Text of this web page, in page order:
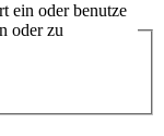
ein oder benutze
oder zu